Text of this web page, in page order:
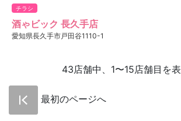
チラシ
酒ゃビック 長久手店
愛知県長久手市戸田谷1110-1
43店舗中、1〜15店舗目を
最初のページへ